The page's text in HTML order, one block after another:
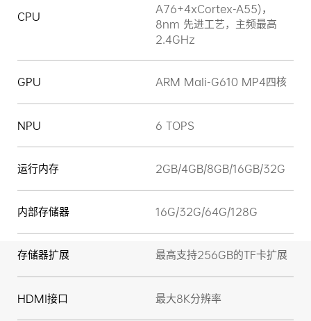
CPU
A76+4xCortex-A55)，
8nm 先进工艺，主频最高
2.4GHz
GPU ARM Mali-G610 MP4四核
NPU 6 TOPS
运行内存 2GB/4GB/8GB/16GB/32G
内部存储器 16G/32G/64G/128G
存储器扩展 最高支持256GB的TF卡扩展
HDMI接口 最大8K分辨率